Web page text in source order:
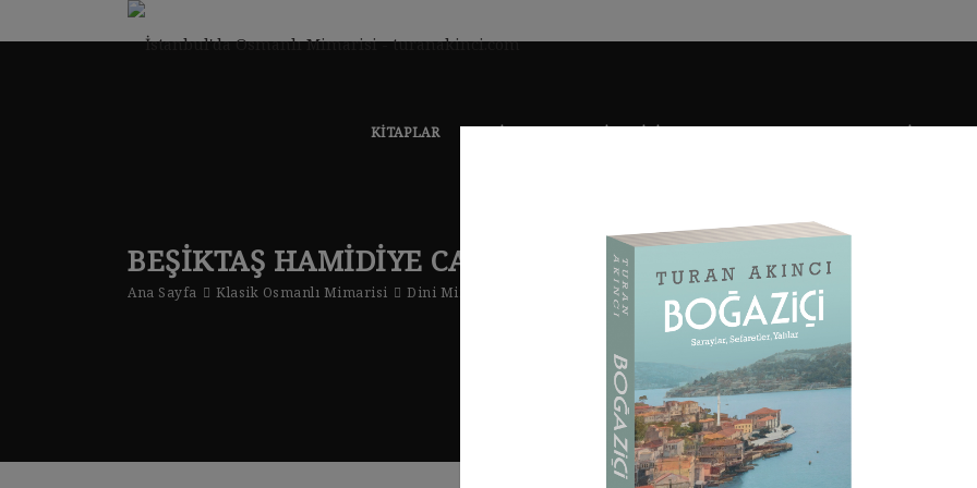
KITAPLAR KLASIK OSMANLI MIMARISI OSMANLI KONUTLARI EKALLIYETLER
BEŞIKTAŞ HAMIDIYE CAMII
Ana Sayfa Klasik Osmanlı Mimarisi Dini Mimari Rumeli Yakası Mescitleri Beşiktaş Hamidiye Camii